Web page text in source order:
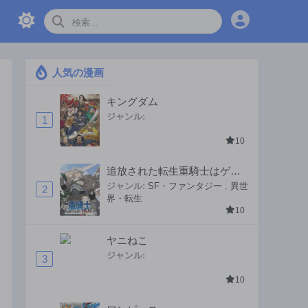
人気の漫画
1
キングダム
ジャンル:
10
2
追放された転生重騎士はゲー
ム知識で無双する
ジャンル: SF・ファンタジー
異世
界・転生
10
3
ヤニねこ
ジャンル:
10